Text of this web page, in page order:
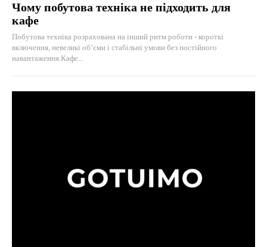
Чому побутова техніка не підходить для
кафе
Побутова техніка розрахована на інший ритм роботи - короткі
включення, невеликі об’єми і стабільні умови без постійного
навантаження.Кафе...